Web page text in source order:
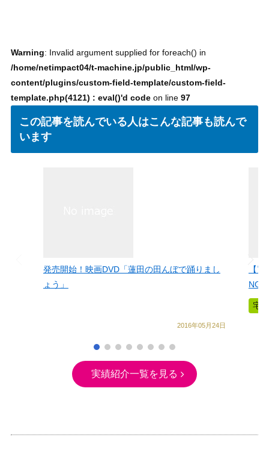
Warning: Invalid argument supplied for foreach() in
/home/netimpact04/t-machine.jp/public_html/wp-
content/plugins/custom-field-template/custom-field-
template.php(4121) : eval()'d codeon line 97
この記事を読んでいる人はこんな記事も読んで
います
発売開始！映画DVD「蓮田の田んぼで踊りまし
ょう」
2016年05月24日
【
NG
宅
実績紹介一覧を見る